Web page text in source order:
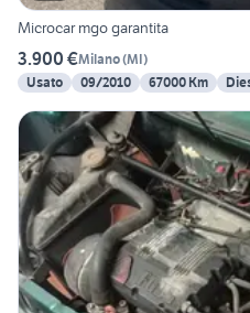
Microcar mgo garantita
3.900 €Milano(MI)
Usato
09/2010 67000 Km